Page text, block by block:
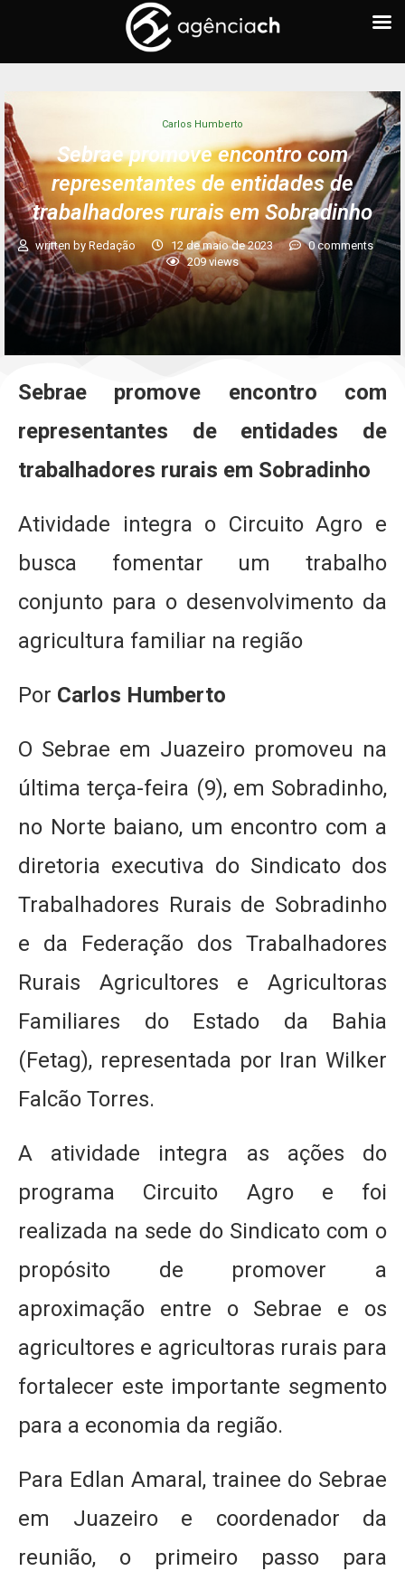
Carlos Humberto
Sebrae promove encontro com
representantes de entidades de
trabalhadores rurais em Sobradinho
written byRedação 12 de maio de 2023
0 comments
209views
Sebrae promove encontro com
representantes de entidades de
trabalhadores rurais em Sobradinho
Atividade integra o Circuito Agro e
busca fomentar um trabalho
conjunto para o desenvolvimento da
agricultura familiar na região
Por Carlos Humberto
O Sebrae em Juazeiro promoveu na
última terça-feira (9), em Sobradinho,
no Norte baiano, um encontro com a
diretoria executiva do Sindicato dos
Trabalhadores Rurais de Sobradinho
e da Federação dos Trabalhadores
Rurais Agricultores e Agricultoras
Familiares do Estado da Bahia
(Fetag), representada por Iran Wilker
Falcão Torres.
A atividade integra as ações do
programa Circuito Agro e foi
realizada na sede do Sindicato com o
propósito de promover a
aproximação entre o Sebrae e os
agricultores e agricultoras rurais para
fortalecer este importante segmento
para a economia da região.
Para Edlan Amaral, trainee do Sebrae
em Juazeiro e coordenador da
reunião, o primeiro passo para